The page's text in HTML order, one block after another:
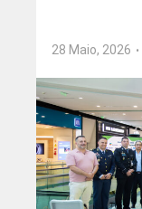
28 Maio, 2026